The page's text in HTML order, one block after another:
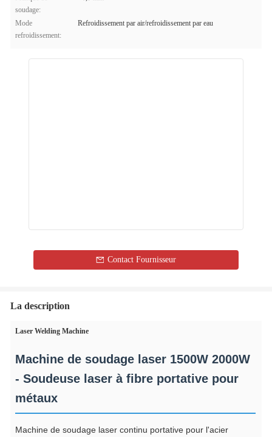
soudage:
Mode
refroidissement:
Refroidissement par air/refroidissement par eau
Contact Fournisseur
La description
Laser Welding Machine
Machine de soudage laser 1500W 2000W
- Soudeuse laser à fibre portative pour
métaux
Machine de soudage laser continu portative pour l'acier